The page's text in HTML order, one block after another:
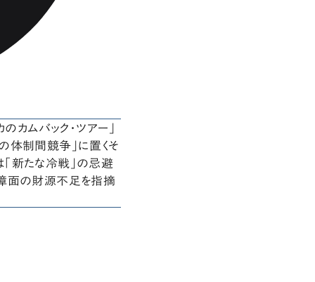
カムバック・ツアー」
体制間競争」に置くそ
新たな冷戦」の忌避
面の財源不足を指摘